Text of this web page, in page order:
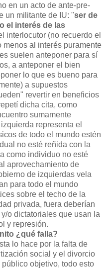
en un acto de ante-pre-
un militante de IU: "ser de
el interés de las
interlocutor (no recuerdo el
menos al interés puramente
suelen anteponer para sí
a anteponer el bien
lo que es bueno para
a supuestos
" revertir en beneficios
dicha cita, como
uentro sumamente
a representa el
de todo el mundo estén
dual no esté reñida con la
como individuo no esté
l aprovechamiento de
de izquierdas vela
para todo el mundo
sobre e l techo de la
privada, fuera deberían
o dictatoriales que usan la
y represión.
¿qué falla?
lo hace por la falta de
zación social y el divorcio
público objetivo, todo esto